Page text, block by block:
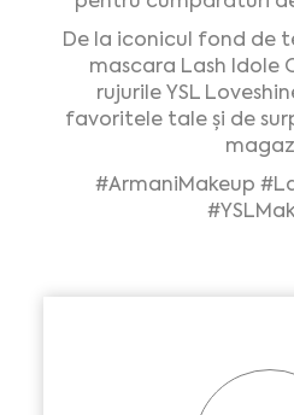
De la iconicul fond de
mascara Lash Idole
rujurile YSL
favoritele tale și de
#ArmaniMakeup